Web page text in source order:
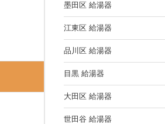
墨田区 給湯器
江東区 給湯器
品川区 給湯器
目黒 給湯器
大田区 給湯器
世田谷 給湯器